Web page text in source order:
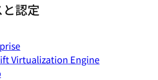
認定
Virtualization Engine